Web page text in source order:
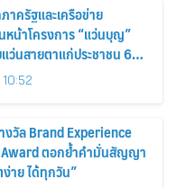
ครัฐและเครือข่าย
น้าโครงการ “แว่นบุญ”
ว่นสายตาแก่ประชาชน 600
สการมองเห็นสู่ชุมชนไทย
งวัล Brand Experience
Award ตอกย้ำคำมั่นสัญญา
าย ได้ทุกวัน”